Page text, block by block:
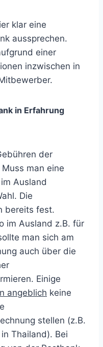
klar eine
aussprechen.
einer
inzwischen in
in Erfahrung
der
man eine
Ausland
Die
bereits fest.
im Ausland z.B. für
man sich am
auch über die
Einige
angeblich keine
stellen (z.B.
Thailand). Bei